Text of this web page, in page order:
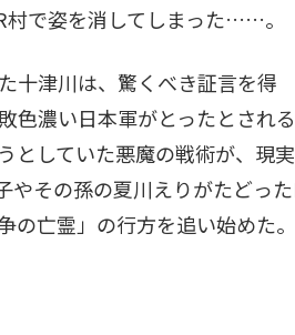
村で姿を消してしまった……。
十津川は、驚くべき証言を得
色濃い日本軍がとったとされる
としていた悪魔の戦術が、現実
やその孫の夏川えりがたどっ
亡霊」の行方を追い始めた。